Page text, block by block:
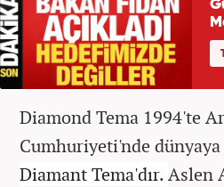
Diamond Tema 1994'te
Cumhuriyeti'nde dünyaya
Diamant Tema'dır.Aslen